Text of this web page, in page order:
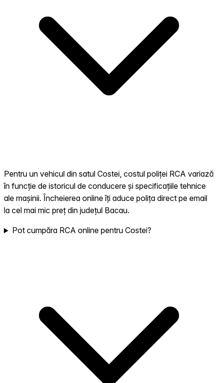
Pentru un vehicul din satul Costei, costul poliței RCA variază
în funcție de istoricul de conducere și specificațiile tehnice
ale mașinii. Încheierea online îți aduce polița direct pe email
la cel mai mic preț din județul Bacau.
Pot cumpăra RCA online pentru Costei?